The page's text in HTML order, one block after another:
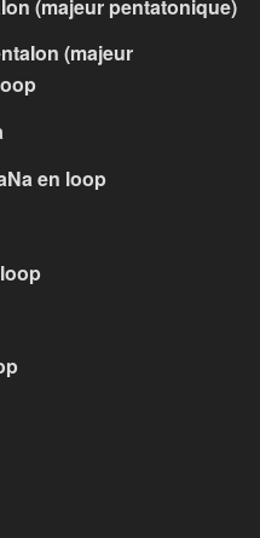
(majeur pentatonique)
(majeur
en loop